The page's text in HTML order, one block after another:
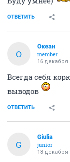
ОТВЕТИТЬ
О
Океан
member
16 декабря
Всегда себя
выводов
ОТВЕТИТЬ
G
Giulia
junior
18 декабря